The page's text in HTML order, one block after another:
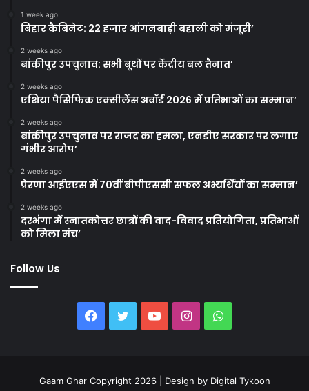
1 week ago
बिहार कैबिनेट: 22 हजार आंगनबाड़ी बहाली को मंजूरी’
2 weeks ago
बांकीपुर उपचुनाव: सभी बूथों पर केंद्रीय बल तैनात’
2 weeks ago
एशिया पैसिफिक एक्सीलेंस अवॉर्ड 2026 में प्रतिभाओं का सम्मान’
2 weeks ago
बांकीपुर उपचुनाव पर राजद का हमला, एनडीए सरकार पर लगाए
गंभीर आरोप’
2 weeks ago
प्रेरणा आईएएस में 70वीं बीपीएससी सफल अभ्यर्थियों का सम्मान’
2 weeks ago
दरभंगा में स्नातकोत्तर छात्रों की वाद-विवाद प्रतियोगिता, प्रतिभाओं
को मिला मंच’
Follow Us
Facebook
TwitterYouTubeInstagramWhatsApp
Gaam Ghar Copyright 2026 | Design by Digital Tykoon